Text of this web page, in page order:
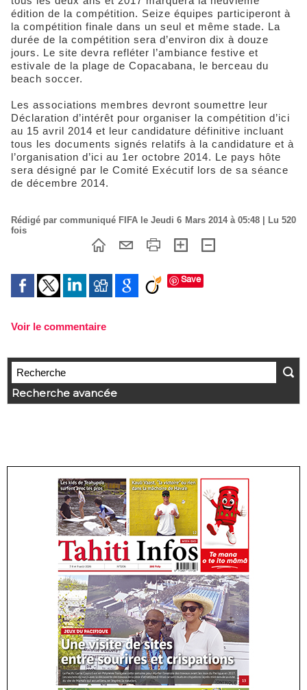
édition de la compétition. Seize équipes participeront à
la compétition finale dans un seul et même stade. La
durée de la compétition sera d’environ dix à douze
jours. Le site devra refléter l’ambiance festive et
estivale de la plage de Copacabana, le berceau du
beach soccer.
Les associations membres devront soumettre leur
Déclaration d’intérêt pour organiser la compétition d’ici
au 15 avril 2014 et leur candidature définitive incluant
tous les documents signés relatifs à la candidature et à
l’organisation d’ici au 1er octobre 2014. Le pays hôte
sera désigné par le Comité Exécutif lors de sa séance
de décembre 2014.
Rédigé par communiqué FIFA le Jeudi 6 Mars 2014 à 05:48 | Lu 520
fois
Save
Voir le commentaire
Recherche avancée